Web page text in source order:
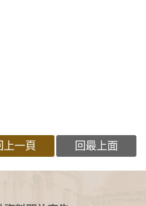
上一頁 回最上面